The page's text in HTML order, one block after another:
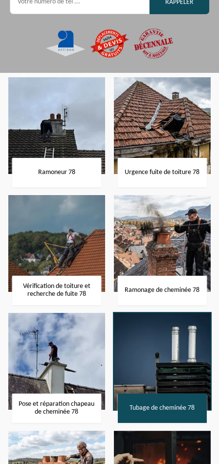
Ramoneur 78 Urgence fuite de toiture 78
Vérification de toiture et
recherche de fuite 78
Ramonage de cheminée 78
Pose et réparation chapeau
de cheminée 78
Tubage de cheminée 78